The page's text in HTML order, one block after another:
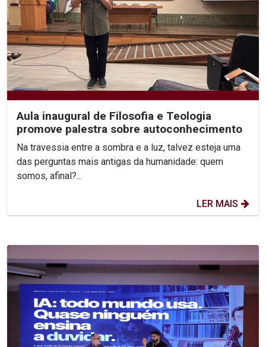
Aula inaugural de Filosofia e Teologia
promove palestra sobre autoconhecimento
Na travessia entre a sombra e a luz, talvez esteja uma
das perguntas mais antigas da humanidade: quem
somos, afinal?...
LER MAIS